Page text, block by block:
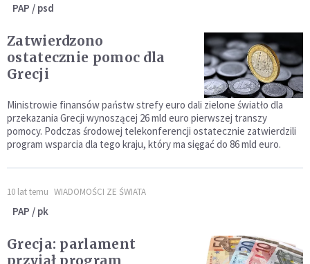
PAP / psd
Zatwierdzono
ostatecznie pomoc dla
Grecji
Ministrowie finansów państw strefy euro dali zielone światło dla
przekazania Grecji wynoszącej 26 mld euro pierwszej transzy
pomocy. Podczas środowej telekonferencji ostatecznie zatwierdzili
program wsparcia dla tego kraju, który ma sięgać do 86 mld euro.
10 lat temu WIADOMOŚCI ZE ŚWIATA
PAP / pk
Grecja: parlament